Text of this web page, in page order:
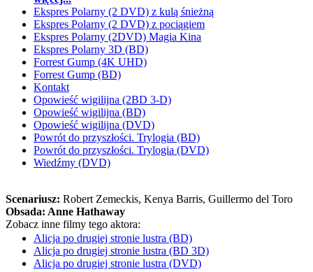
Ekspres Polarny (2 DVD) z kulą śnieżną
Ekspres Polarny (2 DVD) z pociągiem
Ekspres Polarny (2DVD) Magia Kina
Ekspres Polarny 3D (BD)
Forrest Gump (4K UHD)
Forrest Gump (BD)
Kontakt
Opowieść wigilijna (2BD 3-D)
Opowieść wigilijna (BD)
Opowieść wigilijna (DVD)
Powrót do przyszłości. Trylogia (BD)
Powrót do przyszłości. Trylogia (DVD)
Wiedźmy (DVD)
Scenariusz: Robert Zemeckis, Kenya Barris, Guillermo del Toro
Obsada: Anne Hathaway
Zobacz inne filmy tego aktora:
Alicja po drugiej stronie lustra (BD)
Alicja po drugiej stronie lustra (BD 3D)
Alicja po drugiej stronie lustra (DVD)